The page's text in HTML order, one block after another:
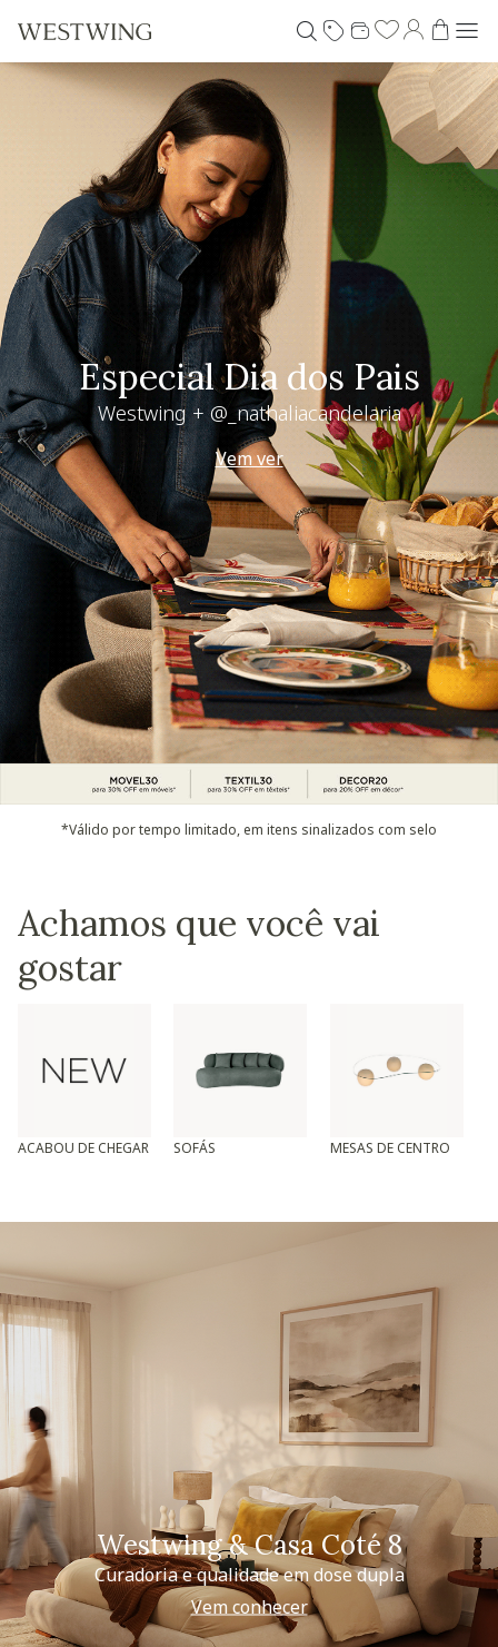
Living desejo
+30% OFF extra
Use seu voucher
*Válido por tempo limitado, em itens sinalizados com selo
Achamos que você vai
gostar
ACABOU DE CHEGAR SOFÁS MESAS DE CENTRO
Westwing & Casa Coté 8
Curadoria e qualidade em dose dupla
Vem conhecer